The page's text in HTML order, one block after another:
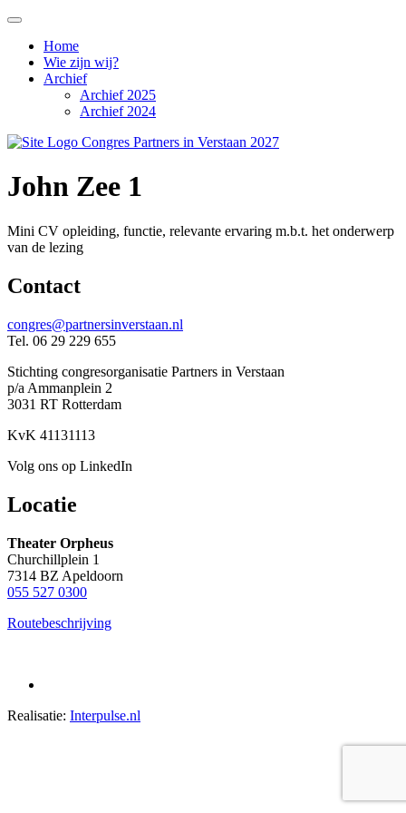
Home
Wie zijn wij?
Archief
Archief 2025
Archief 2024
John Zee 1
Mini CV opleiding, functie, relevante ervaring m.b.t. het onderwerp
van de lezing
Contact
congres@partnersinverstaan.nl
Tel. 06 29 229 655
Stichting congresorganisatie Partners in Verstaan
p/a Ammanplein 2
3031 RT Rotterdam
KvK 41131113
Volg ons op LinkedIn
Locatie
Theater Orpheus
Churchillplein 1
7314 BZ Apeldoorn
055 527 0300
Routebeschrijving
Realisatie: Interpulse.nl